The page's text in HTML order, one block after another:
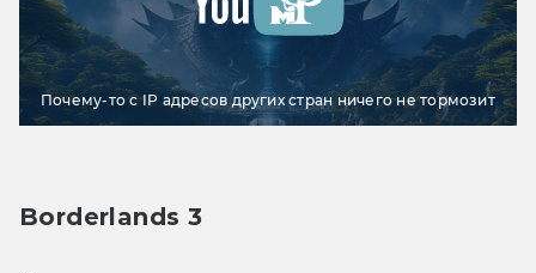
Почему-то с IP адресов других стран ничего не тормозит
Borderlands 3